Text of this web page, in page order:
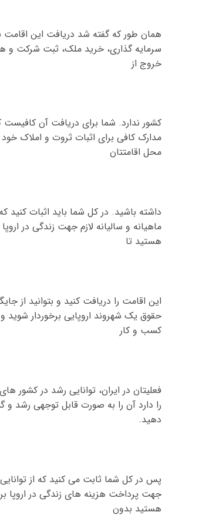
همان طور که گفته شد دریافت این اقامت
سرمایه گذاری، خرید ملک، ثبت شرکت و
خروج از
کشور ندارد. شما برای دریافت آن کافیست
مدارک کافی برای اثبات ثروت و املاک
محل اقامتتان
داشته باشید. در کل شما باید اثبات کنید
ماهیانه و سالیانه لازم جهت زندگی در اروپا
هستید تا
این اقامت را دریافت کنید و بتوانید از
حقوق یک شهروند اروپایی برخوردار شوید و
کسب و کار
فعلیتان در ایران، توانایی رشد در کشور
را دارد آن را به صورت قابل توجهی رشد
دهید.
پس در کل شما ثابت می کنید که از توانایی
جهت پرداخت هزینه های زندگی در اروپا
هستید بدون